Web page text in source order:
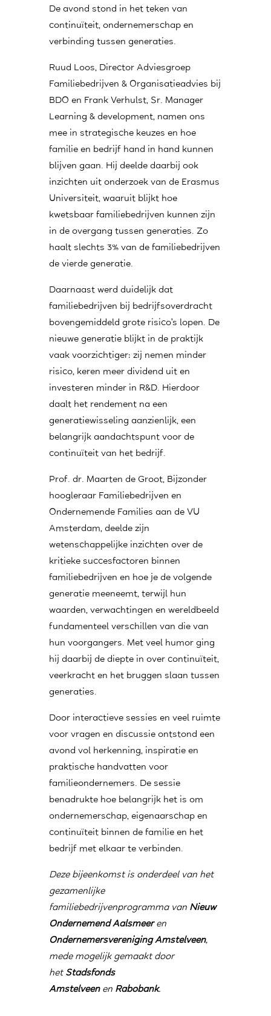
De avond stond in het teken van
continuïteit, ondernemerschap en
verbinding tussen generaties.
Ruud Loos, Director Adviesgroep
Familiebedrijven & Organisatieadvies bij
BDO en Frank Verhulst, Sr. Manager
Learning & development, namen ons
mee in strategische keuzes en hoe
familie en bedrijf hand in hand kunnen
blijven gaan. Hij deelde daarbij ook
inzichten uit onderzoek van de Erasmus
Universiteit, waaruit blijkt hoe
kwetsbaar familiebedrijven kunnen zijn
in de overgang tussen generaties. Zo
haalt slechts 3% van de familiebedrijven
de vierde generatie.
Daarnaast werd duidelijk dat
familiebedrijven bij bedrijfsoverdracht
bovengemiddeld grote risico’s lopen. De
nieuwe generatie blijkt in de praktijk
vaak voorzichtiger: zij nemen minder
risico, keren meer dividend uit en
investeren minder in R&D. Hierdoor
daalt het rendement na een
generatiewisseling aanzienlijk, een
belangrijk aandachtspunt voor de
continuïteit van het bedrijf.
Prof. dr. Maarten de Groot, Bijzonder
hoogleraar Familiebedrijven en
Ondernemende Families aan de VU
Amsterdam, deelde zijn
wetenschappelijke inzichten over de
kritieke succesfactoren binnen
familiebedrijven en hoe je de volgende
generatie meeneemt, terwijl hun
waarden, verwachtingen en wereldbeeld
fundamenteel verschillen van die van
hun voorgangers. Met veel humor ging
hij daarbij de diepte in over continuïteit,
veerkracht en het bruggen slaan tussen
generaties.
Door interactieve sessies en veel ruimte
voor vragen en discussie ontstond een
avond vol herkenning, inspiratie en
praktische handvatten voor
familieondernemers. De sessie
benadrukte hoe belangrijk het is om
ondernemerschap, eigenaarschap en
continuïteit binnen de familie en het
bedrijf met elkaar te verbinden.
Deze bijeenkomst is onderdeel van het
gezamenlijke
familiebedrijvenprogramma van Nieuw
Ondernemend Aalsmeeren
Ondernemersvereniging Amstelveen,
mede mogelijk gemaakt door
het Stadsfonds
Amstelveenen Rabobank.